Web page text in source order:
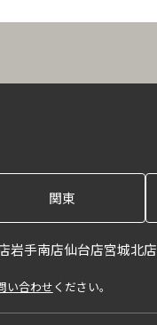
関東
岩手南店仙台店宮城北店
い合わせください。